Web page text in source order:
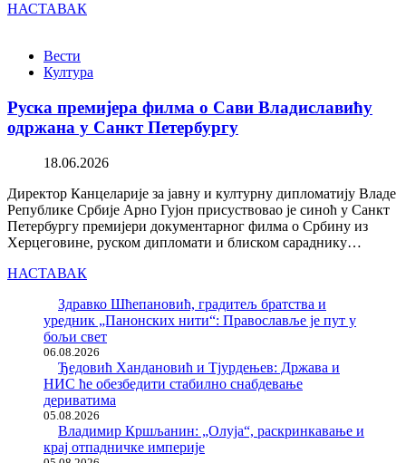
НАСТАВАК
Вести
Култура
Руска премијера филма о Сави Владиславићу
одржана у Санкт Петербургу
18.06.2026
Директор Канцеларије за јавну и културну дипломатију Владе
Републике Србије Арно Гујон присуствовао је синоћ у Санкт
Петербургу премијери документарног филма о Србину из
Херцеговине, руском дипломати и блиском сараднику…
НАСТАВАК
Здравко Шћепановић, градитељ братства и
уредник „Панонских нити“: Православље је пут у
бољи свет
06.08.2026
Ђедовић Хандановић и Тјурдењев: Држава и
НИС ће обезбедити стабилно снабдевање
дериватима
05.08.2026
Владимир Кршљанин: „Олуја“, раскринкавање и
крај отпадничке империје